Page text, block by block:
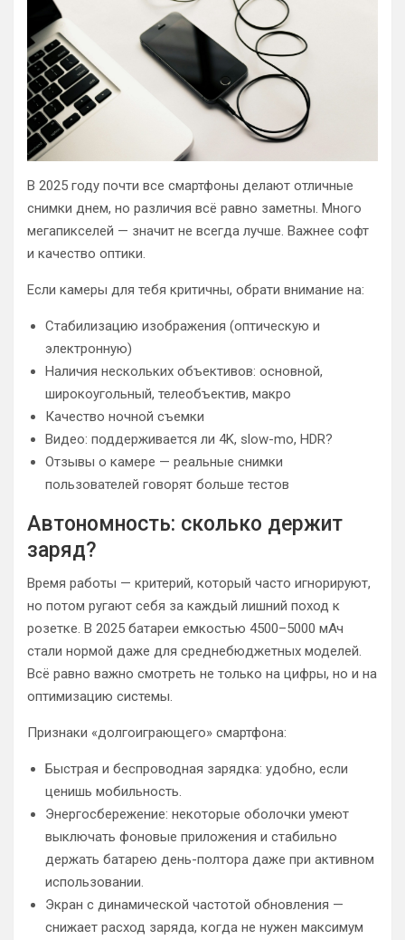
В 2025 году почти все смартфоны делают отличные
снимки днем, но различия всё равно заметны. Много
мегапикселей — значит не всегда лучше. Важнее софт
и качество оптики.
Если камеры для тебя критичны, обрати внимание на:
Стабилизацию изображения (оптическую и
электронную)
Наличия нескольких объективов: основной,
широкоугольный, телеобъектив, макро
Качество ночной съемки
Видео: поддерживается ли 4K, slow-mo, HDR?
Отзывы о камере — реальные снимки
пользователей говорят больше тестов
Автономность: сколько держит
заряд?
Время работы — критерий, который часто игнорируют,
но потом ругают себя за каждый лишний поход к
розетке. В 2025 батареи емкостью 4500–5000 мАч
стали нормой даже для среднебюджетных моделей.
Всё равно важно смотреть не только на цифры, но и на
оптимизацию системы.
Признаки «долгоиграющего» смартфона:
Быстрая и беспроводная зарядка: удобно, если
ценишь мобильность.
Энергосбережение: некоторые оболочки умеют
выключать фоновые приложения и стабильно
держать батарею день-полтора даже при активном
использовании.
Экран с динамической частотой обновления —
снижает расход заряда, когда не нужен максимум